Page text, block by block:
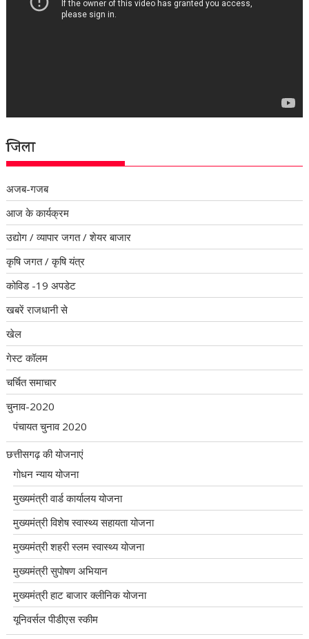
जिला
अजब-गजब
आज के कार्यक्रम
उद्योग / व्यापार जगत / शेयर बाजार
कृषि जगत / कृषि यंत्र
कोविड -19 अपडेट
खबरें राजधानी से
खेल
गेस्ट कॉलम
चर्चित समाचार
चुनाव-2020
पंचायत चुनाव 2020
छत्तीसगढ़ की योजनाएं
गोधन न्याय योजना
मुख्यमंत्री वार्ड कार्यालय योजना
मुख्यमंत्री विशेष स्वास्थ्य सहायता योजना
मुख्यमंत्री शहरी स्लम स्वास्थ्य योजना
मुख्यमंत्री सुपोषण अभियान
मुख्यमंत्री हाट बाजार क्लीनिक योजना
यूनिवर्सल पीडीएस स्कीम